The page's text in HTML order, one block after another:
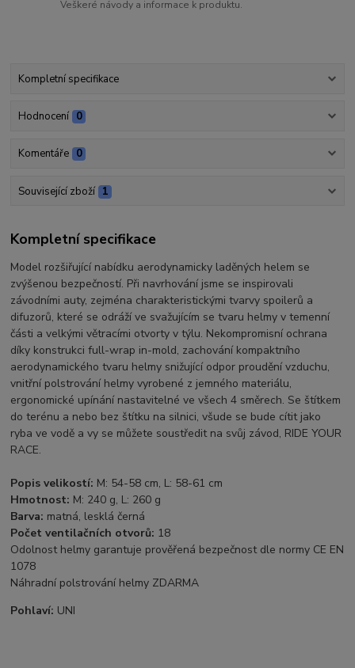
Veškeré návody a informace k produktu.
Kompletní specifikace
Hodnocení 0
Komentáře 0
Související zboží 1
Kompletní specifikace
Model rozšiřující nabídku aerodynamicky laděných helem se
zvýšenou bezpečností. Při navrhování jsme se inspirovali
závodními auty, zejména charakteristickými tvarvy spoilerů a
difuzorů, které se odráží ve svažujícím se tvaru helmy v temenní
části a velkými větracími otvorty v týlu. Nekompromisní ochrana
díky konstrukci full-wrap in-mold, zachování kompaktního
aerodynamického tvaru helmy snižující odpor proudění vzduchu,
vnitřní polstrování helmy vyrobené z jemného materiálu,
ergonomické upínání nastavitelné ve všech 4 směrech. Se štítkem
do terénu a nebo bez štítku na silnici, všude se bude cítit jako
ryba ve vodě a vy se můžete soustředit na svůj závod, RIDE YOUR
RACE.
Popis velikostí: M: 54-58 cm, L: 58-61 cm
Hmotnost: M: 240 g, L: 260 g
Barva: matná, lesklá černá
Počet ventilačních otvorů: 18
Odolnost helmy garantuje prověřená bezpečnost dle normy CE EN
1078
Náhradní polstrování helmy ZDARMA
Pohlaví: UNI